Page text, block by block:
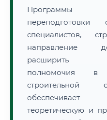
Программы
переподготовки
специалистов,
направление
расширить
полномочия в
строительной
теоретическую и